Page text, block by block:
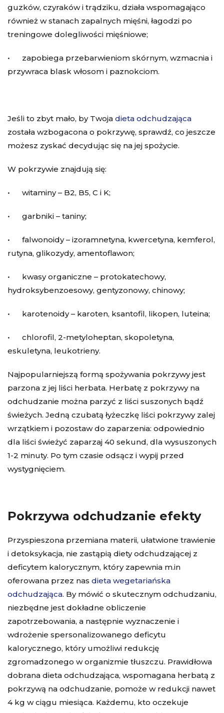
guzków, czyraków i trądziku, działa wspomagająco
również w stanach zapalnych mięśni, łagodzi po
treningowe dolegliwości mięśniowe;
• zapobiega przebarwieniom skórnym, wzmacnia i
przywraca blask włosom i paznokciom.
Jeśli to zbyt mało, by Twoja dieta odchudzająca
została wzbogacona o pokrzywę, sprawdź, co jeszcze
możesz zyskać decydując się na jej spożycie.
W pokrzywie znajdują się:
• witaminy – B2, B5, C i K;
• garbniki – taniny;
• falwonoidy – izoramnetyna, kwercetyna, kemferol,
rutyna, glikozydy, amentoflawon;
• kwasy organiczne – protokatechowy,
hydroksybenzoesowy, gentyzonowy, chinowy;
• karotenoidy – karoten, ksantofil, likopen, luteina;
• chlorofil, 2-metyloheptan, skopoletyna,
eskuletyna, leukotrieny.
Najpopularniejszą formą spożywania pokrzywy jest
parzona z jej liści herbata. Herbatę z pokrzywy na
odchudzanie można parzyć z liści suszonych bądź
świeżych. Jedną czubatą łyżeczkę liści pokrzywy zalej
wrzątkiem i pozostaw do zaparzenia: odpowiednio
dla liści świeżyć zaparzaj 40 sekund, dla wysuszonych
1-2 minuty. Po tym czasie odsącz i wypij przed
wystygnięciem.
Pokrzywa odchudzanie efekty
Przyspieszona przemiana materii, ułatwione trawienie
i detoksykacja, nie zastąpią diety odchudzającej z
deficytem kalorycznym, który zapewnia m.in
oferowana przez nas dieta wegetariańska
odchudzająca. By mówić o skutecznym odchudzaniu,
niezbędne jest dokładne obliczenie
zapotrzebowania, a następnie wyznaczenie i
wdrożenie spersonalizowanego deficytu
kalorycznego, który umożliwi redukcję
zgromadzonego w organizmie tłuszczu. Prawidłowa
dobrana dieta odchudzająca, wspomagana herbatą z
pokrzywą na odchudzanie, pomoże w redukcji nawet
4 kg w ciągu miesiąca. Każdemu, kto oczekuje